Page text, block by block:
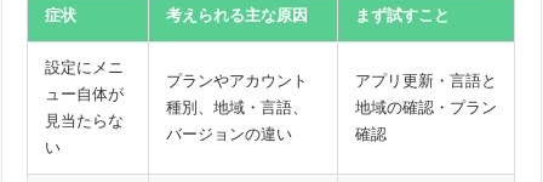
症状 考えられる主な原因 まず試すこと
設定にメニ
ュー自体が
見当たらな
い
プランやアカウント
種別、地域・言語、
バージョンの違い
アプリ更新・言語と
地域の確認・プラン
確認